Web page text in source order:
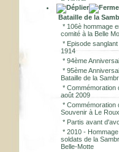
Bataille de la
* 106è hommage
comité à la Belle
* Episode
1914
* 94ème
* 95ème
Bataille de la
* Commémoration
août 2009
* Commémoration
Souvenir à Le Roux
* Partis avant
* 2010 -
soldats de la
Belle-Motte